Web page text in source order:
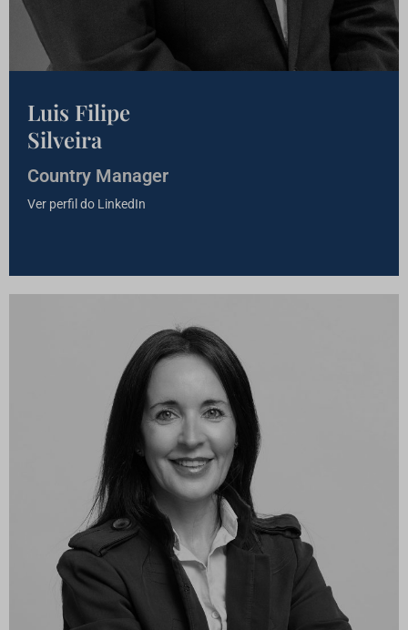
Luis Filipe
Silveira
Country Manager
Ver perfil do LinkedIn